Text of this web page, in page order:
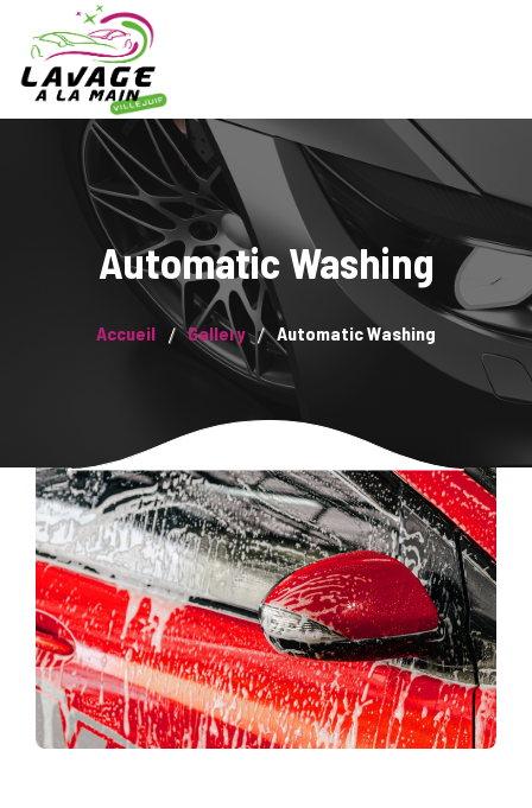
Automatic Washing
Accueil Gallery Automatic Washing